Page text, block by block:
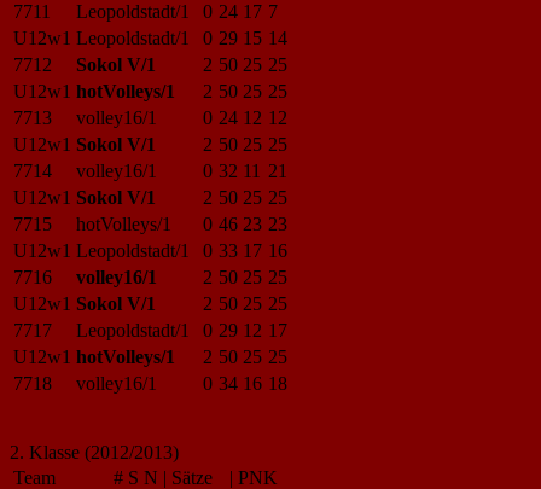
7711
Leopoldstadt/1 0 24 17 7
U12w1 Leopoldstadt/1 0 29 15 14
7712
Sokol V/1 2 50 25 25
U12w1 hotVolleys/1 2 50 25 25
7713
volley16/1 0 24 12 12
U12w1 Sokol V/1 2 50 25 25
7714
volley16/1 0 32 11 21
U12w1 Sokol V/1 2 50 25 25
7715
hotVolleys/1 0 46 23 23
U12w1 Leopoldstadt/1 0 33 17 16
7716
volley16/1 2 50 25 25
U12w1 Sokol V/1 2 50 25 25
7717
Leopoldstadt/1 0 29 12 17
U12w1 hotVolleys/1 2 50 25 25
7718
volley16/1 0 34 16 18
2. Klasse (2012/2013)
Team
# S N | Sätze | PNK